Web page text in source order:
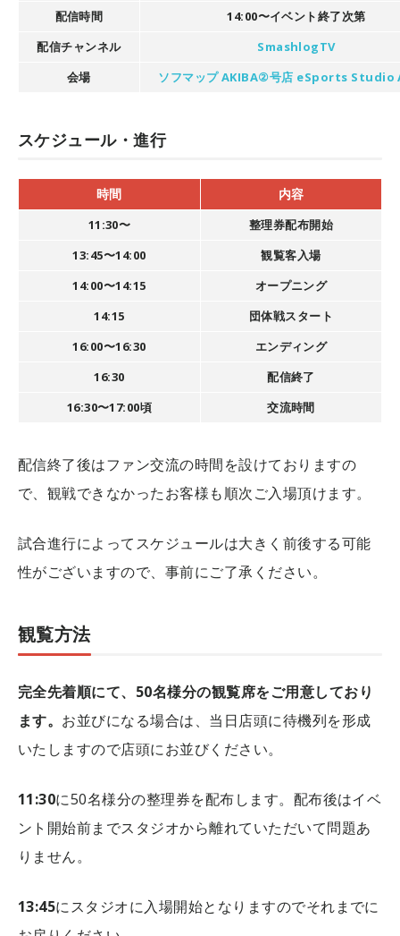
配信時間
14:00〜イベント終了次第
配信チャンネル
SmashlogTV
会場
ソフマップ AKIBA②号店 eSports Studio
スケジュール・進行
時間 内容
11:30〜
整理券配布開始
13:45〜14:00
観覧客入場
14:00〜14:15
オープニング
14:15
団体戦スタート
16:00〜16:30
エンディング
16:30
配信終了
16:30〜17:00頃
交流時間
配信終了後はファン交流の時間を設けておりますの
で、観戦できなかったお客様も順次ご入場頂けます。
試合進行によってスケジュールは大きく前後する可能
性がございますので、事前にご了承ください。
観覧方法
完全先着順にて、50名様分の観覧席をご用意しており
ます。 お並びになる場合は、当日店頭に待機列を形成
いたしますので店頭にお並びください。
11:30に50名様分の整理券を配布します。配布後はイベ
ント開始前までスタジオから離れていただいて問題あ
りません。
13:45にスタジオに入場開始となりますのでそれまでに